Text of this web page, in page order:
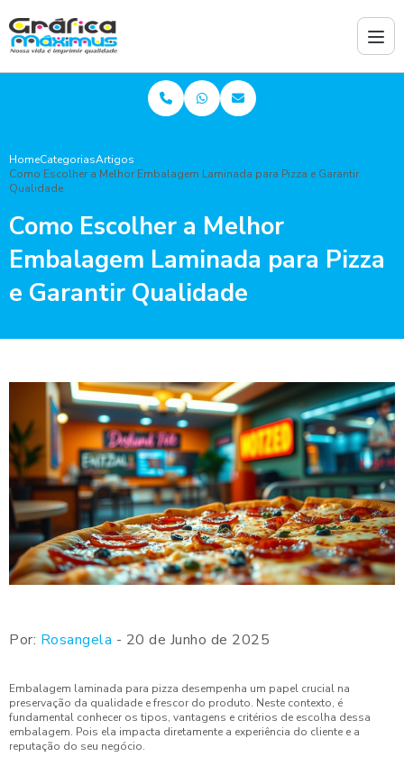
HomeCategoriasArtigos
Como Escolher a Melhor Embalagem Laminada para Pizza e Garantir
Qualidade
Como Escolher a Melhor
Embalagem Laminada para Pizza
e Garantir Qualidade
Por: Rosangela - 20 de Junho de 2025
Embalagem laminada para pizza desempenha um papel crucial na
preservação da qualidade e frescor do produto. Neste contexto, é
fundamental conhecer os tipos, vantagens e critérios de escolha dessa
embalagem. Pois ela impacta diretamente a experiência do cliente e a
reputação do seu negócio.